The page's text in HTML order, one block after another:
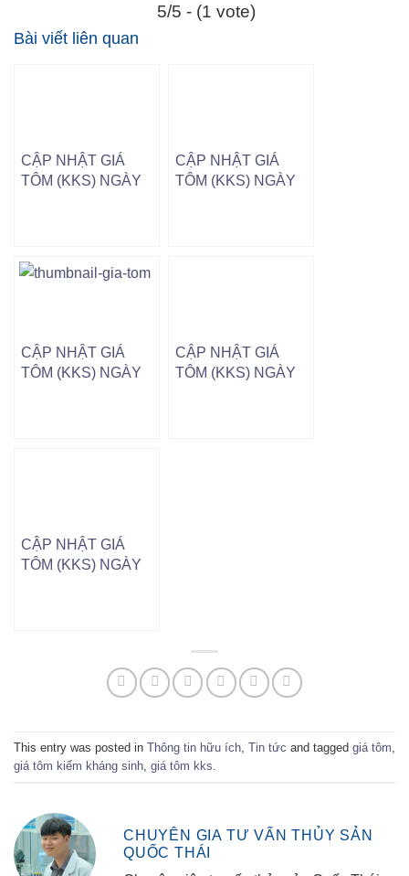
5/5 - (1 vote)
Bài viết liên quan
CẬP NHẬT GIÁ
TÔM (KKS) NGÀY
CẬP NHẬT GIÁ
TÔM (KKS) NGÀY
CẬP NHẬT GIÁ
TÔM (KKS) NGÀY
CẬP NHẬT GIÁ
TÔM (KKS) NGÀY
CẬP NHẬT GIÁ
TÔM (KKS) NGÀY
This entry was posted in Thông tin hữu ích Tin tức and tagged giá tôm
giá tôm kiểm kháng sinh giá tôm kks
CHUYÊN GIA TƯ VẤN THỦY SẢN
QUỐC THÁI